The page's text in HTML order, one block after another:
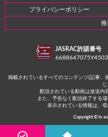
プライバシーポリシー
推
JASRAC許諾番号
掲載されているすべてのコンテンツ(記事、
配信されている動画は放送内
また、予告なく配信終了する
表示されている情報は、
Copyright © tv